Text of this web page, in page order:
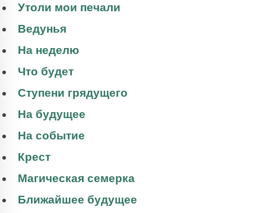
Утоли мои печали
Ведунья
На неделю
Что будет
Ступени грядущего
На будущее
На событие
Крест
Магическая семерка
Ближайшее будущее